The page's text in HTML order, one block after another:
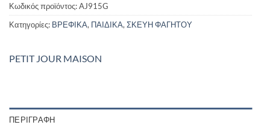
Κωδικός προϊόντος:AJ915G
Κατηγορίες: ΒΡΕΦΙΚΑ, ΠΑΙΔΙΚΑ,ΣΚΕΥΗ ΦΑΓΗΤΟΥ
PETIT JOUR MAISON
ΠΕΡΙΓΡΑΦΉ